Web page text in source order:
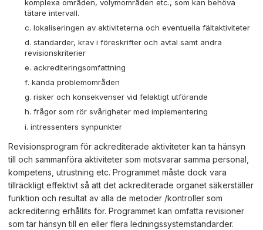
komplexa områden, volymområden etc., som kan behöva
tätare intervall.
lokaliseringen av aktiviteterna och eventuella fältaktiviteter
standarder, krav i föreskrifter och avtal samt andra
revisionskriterier
ackrediteringsomfattning
kända problemområden
risker och konsekvenser vid felaktigt utförande
frågor som rör svårigheter med implementering
intressenters synpunkter
Revisionsprogram för ackrediterade aktiviteter kan ta hänsyn
till och sammanföra aktiviteter som motsvarar samma personal,
kompetens, utrustning etc. Programmet måste dock vara
tillräckligt effektivt så att det ackrediterade organet säkerställer
funktion och resultat av alla de metoder /kontroller som
ackreditering erhållits för. Programmet kan omfatta revisioner
som tar hänsyn till en eller flera ledningssystemstandarder.